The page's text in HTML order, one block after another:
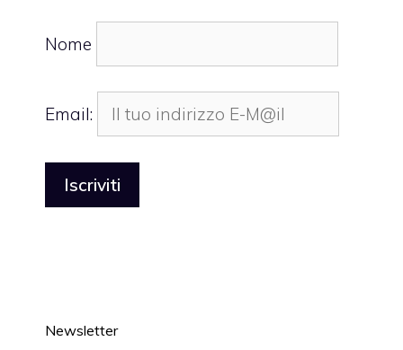
Nome
Email:
Newsletter